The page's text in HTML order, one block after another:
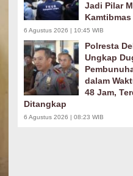
Jadi Pilar
Kamtibmas
6 Agustus 2026 | 10:45 WIB
Polresta
Ungkap
dalam
48 Jam,
Ditangkap
6 Agustus 2026 | 08:23 WIB